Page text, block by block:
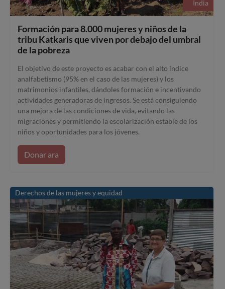
India
Formación para 8.000 mujeres y niños de la
tribu Katkaris que viven por debajo del umbral
de la pobreza
El objetivo de este proyecto es acabar con el alto índice
analfabetismo (95% en el caso de las mujeres) y los
matrimonios infantiles, dándoles formación e incentivando
actividades generadoras de ingresos. Se está consiguiendo
una mejora de las condiciones de vida, evitando las
migraciones y permitiendo la escolarización estable de los
niños y oportunidades para los jóvenes.
Donar ara
Derechos de las mujeres y equidad